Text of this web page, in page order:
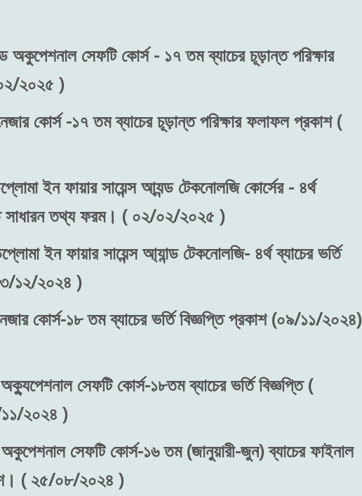
অকুপেশনাল সেফটি কোর্স - ১৭ তম ব্যাচের চূড়ান্ত পরিক্ষার
২০২৫ )
কোর্স -১৭ তম ব্যাচের চূড়ান্ত পরিক্ষার ফলাফল প্রকাশ (
ইন ফায়ার সায়েন্স আ্যন্ড টেকনোলজি কোর্সের - ৪র্থ
সাধারন তথ্য ফরম। ( ০২/০২/২০২৫ )
ইন ফায়ার সায়েন্স আ্যান্ড টেকনোলজি- ৪র্থ ব্যাচের ভর্তি
১২/২০২৪ )
কোর্স-১৮ তম ব্যাচের ভর্তি বিজ্ঞপ্তি প্রকাশ (০৯/১১/২০২৪)
সেফটি কোর্স-১৮তম ব্যাচের ভর্তি বিজ্ঞপ্তি (
২০২৪ )
অকুপেশনাল সেফটি কোর্স-১৬ তম (জানুয়ারী-জুন) ব্যাচের ফাইনাল
( ২৫/০৮/২০২৪ )